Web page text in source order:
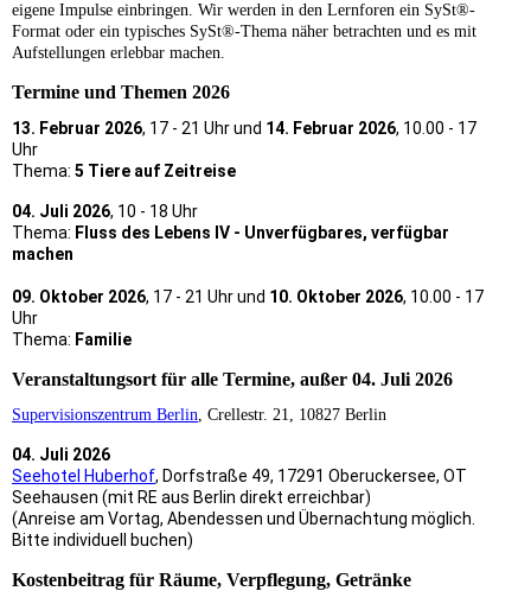
eigene Impulse einbringen. Wir werden in den Lernforen ein SySt®-
Format oder ein typisches SySt®-Thema näher betrachten und es mit
Aufstellungen erlebbar machen.
Termine und Themen 2026
13. Februar 2026, 17 - 21 Uhr und 14. Februar 2026, 10.00 - 17
Uhr
Thema: 5 Tiere auf Zeitreise
04. Juli 2026, 10 - 18 Uhr
Thema: Fluss des Lebens IV - Unverfügbares, verfügbar
machen
09. Oktober 2026, 17 - 21 Uhr und 10. Oktober 2026, 10.00 - 17
Uhr
Thema: Familie
Veranstaltungsort für alle Termine, außer 04. Juli 2026
Supervisionszentrum Berlin , Crellestr. 21, 10827 Berlin
04. Juli 2026
Seehotel Huberhof, Dorfstraße 49, 17291 Oberuckersee, OT
Seehausen (mit RE aus Berlin direkt erreichbar)
(Anreise am Vortag, Abendessen und Übernachtung möglich.
Bitte individuell buchen)
Kostenbeitrag für Räume, Verpflegung, Getränke